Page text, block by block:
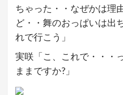
ちゃった・・なぜかは理
ど・・舞のおっぱいは出
れで行こう」
実咲「こ、これで・・・
ままですか?」